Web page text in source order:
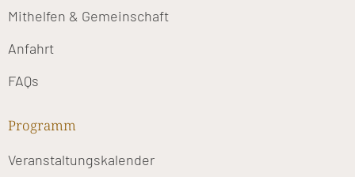
Mithelfen & Gemeinschaft
Anfahrt
FAQs
Programm
Veranstaltungskalender